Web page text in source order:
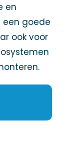
en
een goede
ook voor